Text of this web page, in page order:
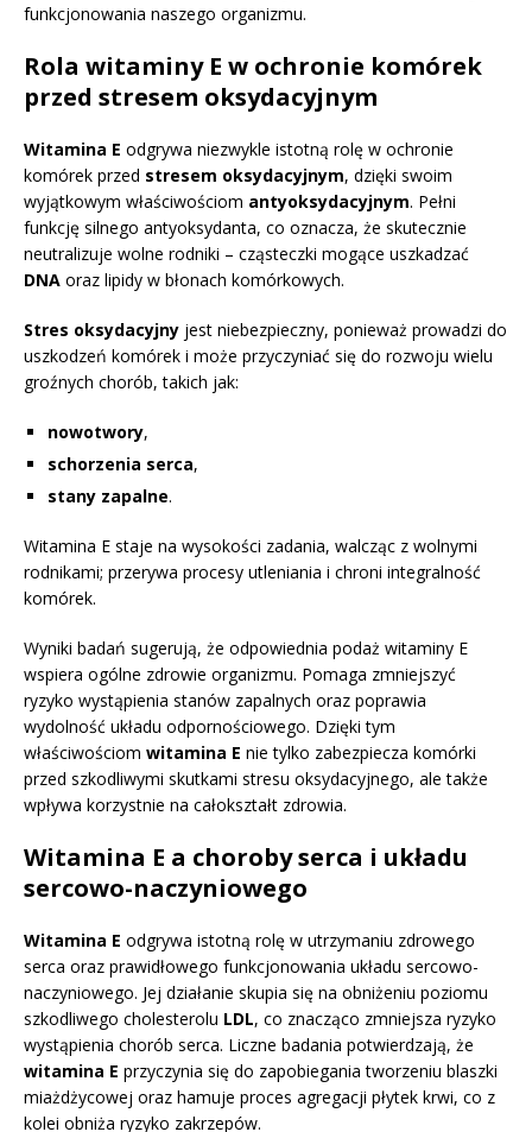
funkcjonowania naszego organizmu.
Rola witaminy E w ochronie komórek
przed stresem oksydacyjnym
Witamina E odgrywa niezwykle istotną rolę w ochronie
komórek przed stresem oksydacyjnym, dzięki swoim
wyjątkowym właściwościom antyoksydacyjnym. Pełni
funkcję silnego antyoksydanta, co oznacza, że skutecznie
neutralizuje wolne rodniki – cząsteczki mogące uszkadzać
DNA oraz lipidy w błonach komórkowych.
Stres oksydacyjny jest niebezpieczny, ponieważ prowadzi do
uszkodzeń komórek i może przyczyniać się do rozwoju wielu
groźnych chorób, takich jak:
nowotwory,
schorzenia serca,
stany zapalne.
Witamina E staje na wysokości zadania, walcząc z wolnymi
rodnikami; przerywa procesy utleniania i chroni integralność
komórek.
Wyniki badań sugerują, że odpowiednia podaż witaminy E
wspiera ogólne zdrowie organizmu. Pomaga zmniejszyć
ryzyko wystąpienia stanów zapalnych oraz poprawia
wydolność układu odpornościowego. Dzięki tym
właściwościom witamina E nie tylko zabezpiecza komórki
przed szkodliwymi skutkami stresu oksydacyjnego, ale także
wpływa korzystnie na całokształt zdrowia.
Witamina E a choroby serca i układu
sercowo-naczyniowego
Witamina E odgrywa istotną rolę w utrzymaniu zdrowego
serca oraz prawidłowego funkcjonowania układu sercowo-
naczyniowego. Jej działanie skupia się na obniżeniu poziomu
szkodliwego cholesterolu LDL, co znacząco zmniejsza ryzyko
wystąpienia chorób serca. Liczne badania potwierdzają, że
witamina E przyczynia się do zapobiegania tworzeniu blaszki
miażdżycowej oraz hamuje proces agregacji płytek krwi, co z
kolei obniża ryzyko zakrzepów.